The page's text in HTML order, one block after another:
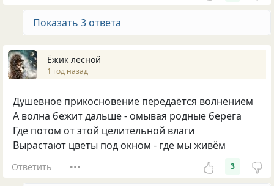
Показать 3 ответа
Ёжик лесной
1 год назад
Душевное прикосновение передаётся волнением
А волна бежит дальше - омывая родные берега
Где потом от этой целительной влаги
Вырастают цветы под окном - где мы живём
Ответить 3